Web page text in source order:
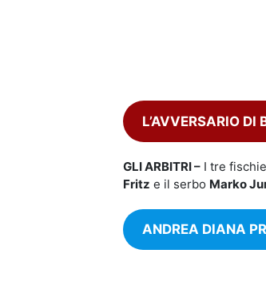
L’AVVERSARIO
GLI ARBITRI – I tre
Fritz e il serbo Marko
ANDREA DIANA